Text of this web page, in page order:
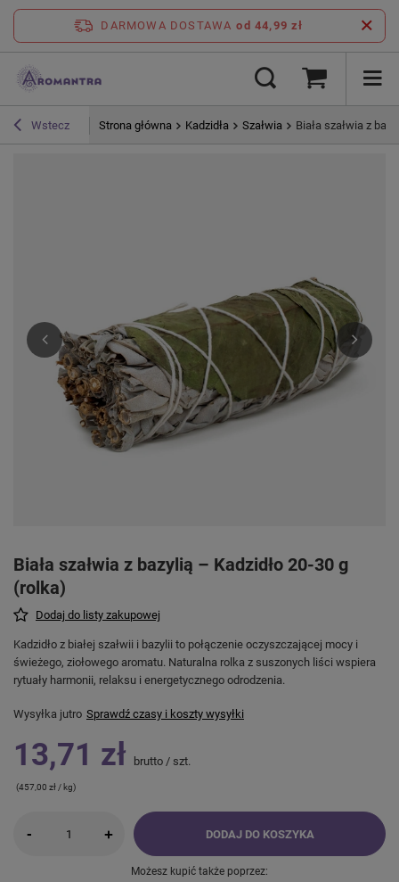
DARMOWA DOSTAWA od 44,99 zł
Wstecz Strona główna Kadzidła Szałwia Biała szałwia z
Biała szałwia z bazylią – Kadzidło 20-30 g
(rolka)
Dodaj do listy zakupowej
Kadzidło z białej szałwii i bazylii to połączenie oczyszczającej mocy i
świeżego, ziołowego aromatu. Naturalna rolka z suszonych liści wspiera
rytuały harmonii, relaksu i energetycznego odrodzenia.
Wysyłka jutro Sprawdź czasy i koszty wysyłki
13,71 zł brutto / szt.
(457,00 zł / kg)
- + DODAJ DO KOSZYKA
Możesz kupić także poprzez: